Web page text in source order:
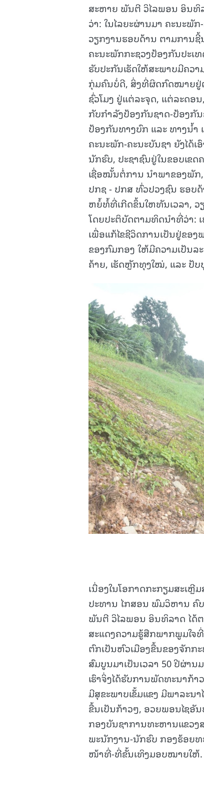
ສະຫາຍ ພັນຕີ ວິໄລພອນ ອິນ
ວ່າ: ໃນໄລຍະຜ່ານມາ ຄະນະພັ
ວຽກງານຮອບດ້ານ ຕາມການ
ຄະນະພັກກະຊວງປ້ອງກັນປະເ
ຮັບປະກັນເຮັດໃຫ້ສະພາບມີຄວ
ກຸ່ມຄົນບໍ່ດີ, ສິ່ງທີ່ຜິດກົດໝາຍຢູ່ຕ
ຊົ່ວໂມງ ຢູ່ແຕ່ລະຈຸດ, ແຕ່ລະດອ
ກັບກຳລັງປ້ອງກັນຊາດ-ປ້ອງກັ
ປ້ອງກັນທາງບົກ ແລະ ທາງນໍ້າ
ຄະນະພັກ-ຄະນະບັນຊາ ຍັງໄດ້
ນັກຮົບ, ປະຊາຊົນຢູ່ໃນຂອບເຂ
ເຊື່ອໝັ້ນຕໍ່ການ ນໍາພາຂອງພັກ
ປກຊ - ປກສ ທົ່ວປວງຊົນ ຮອບ
ຫຍໍ້ທໍ້ທີ່ເກີດຂຶ້ນໃຫທັນເວລາ, ວ
ໂດຍປະຕິບັດຕາມທິດນຳທີ່ວ່າ: ເ
ເພື່ອແກ້ໄຂຊີວິດການເປັນຢູ່ຂອ
ຂອງກົມກອງ ໃຫ້ມີຄວາມເປັນລ
ຄ້າຍ, ເຮັດຫຼັກທຸງໃໝ່, ແລະ ປັບ
ເນື່ອງໃນໂອກາດກະກຽມສະເ
ປະທານ ໄກສອນ ພົມວິຫານ ຄົ
ພັນຕີ ວິໄລພອນ ອິນທິລາດ ໄດ້
ສະແດງຄວາມຮູ້ສືກພາກພູມໃຈ
ຕົກເປັນຫົວເມືອງຂື້ນຂອງຈັກກ
ສົມບູນມາເປັນເວລາ 50 ປີຜ່າ
ເຮົາຈິ່ງໄດ້ຮັບການພັດທະນາກ້
ມີສຸຂະພາບເຂັ້ມແຂງ ມີພາລະນ
ຂື້ນເປັນກ້າວໆ, ອວຍພອນໄຊອັ
ກອງບັນຊາການທະຫານແຂວງ
ພະນັກງານ-ນັກຮົບ ກອງຮ້ອຍທ
ໜ້າທີ່-ທີ່ຂັ້ນເທິງມອບໝາຍໃຫ້.